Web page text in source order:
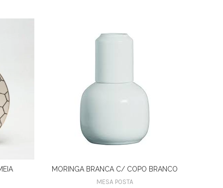
MORINGA BRANCA C/ COPO BRANCO
MESA POSTA